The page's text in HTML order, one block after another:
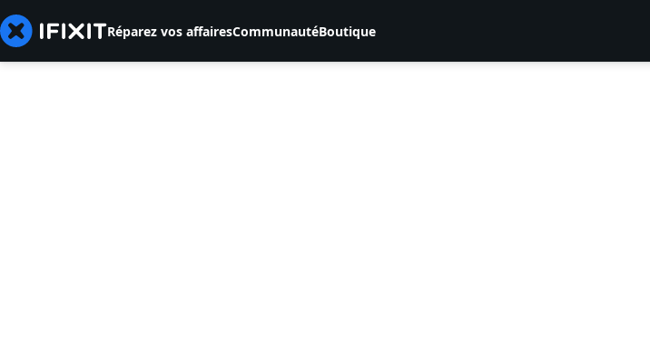
Réparez vos affairesCommunautéBoutique